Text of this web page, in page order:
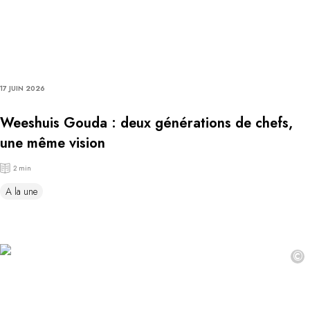
17 JUIN 2026
Weeshuis Gouda : deux générations de chefs,
une même vision
2 min
A la une
©